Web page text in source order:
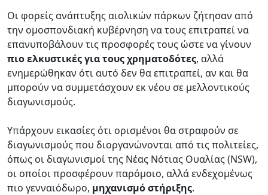
Οι φορείς ανάπτυξης αιολικών πάρκων ζήτησαν από
την ομοσπονδιακή κυβέρνηση να τους επιτραπεί να
επανυποβάλουν τις προσφορές τους ώστε να γίνουν
πιο ελκυστικές για τους χρηματοδότες, αλλά
ενημερώθηκαν ότι αυτό δεν θα επιτραπεί, αν και θα
μπορούν να συμμετάσχουν εκ νέου σε μελλοντικούς
διαγωνισμούς.
Υπάρχουν εικασίες ότι ορισμένοι θα στραφούν σε
διαγωνισμούς που διοργανώνονται από τις πολιτείες,
όπως οι διαγωνισμοί της Νέας Νότιας Ουαλίας (NSW),
οι οποίοι προσφέρουν παρόμοιο, αλλά ενδεχομένως
πιο γενναιόδωρο, μηχανισμό στήριξης.